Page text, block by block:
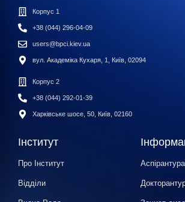
Корпус 1
+38 (044) 296-04-09
users@bpci.kiev.ua
вул. Академіка Кухаря, 1, Київ, 02094
Корпус 2
+38 (044) 292-01-39
Харківське шосе, 50, Київ, 02160
Інститут
Про Інститут
Відділи
Аспірантура